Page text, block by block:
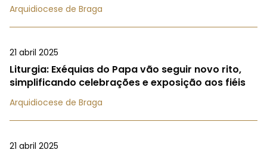
Arquidiocese de Braga
21 abril 2025
Liturgia: Exéquias do Papa vão seguir novo rito,
simplificando celebrações e exposição aos fiéis
Arquidiocese de Braga
21 abril 2025